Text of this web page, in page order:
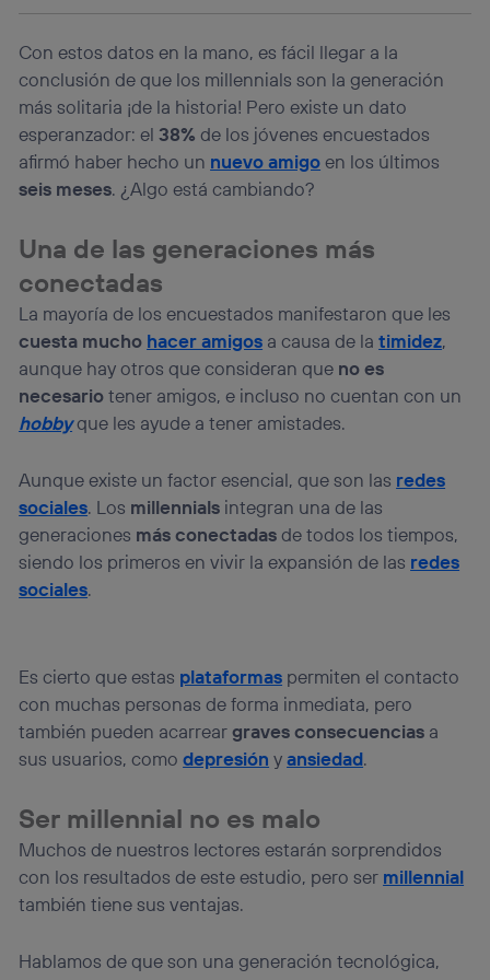
Con estos datos en la mano, es fácil llegar a la
conclusión de que los millennials son la generación
más solitaria ¡de la historia! Pero existe un dato
esperanzador: el38% de los jóvenes encuestados
afirmó haber hecho un nuevo amigoen los últimos
seis meses. ¿Algo está cambiando?
Una de las generaciones más
conectadas
La mayoría de los encuestados manifestaron que les
cuesta mucho hacer amigos a causa de latimidez,
aunque hay otros que consideran que no es
necesariotener amigos, e incluso no cuentan con un
hobbyque les ayude a tener amistades.
Aunque existe un factor esencial, que son las redes
sociales. Los millennials integran una de las
generaciones más conectadasde todos los tiempos,
siendo los primeros en vivir la expansión de las redes
sociales.
Es cierto que estas plataformas permiten el contacto
con muchas personas de forma inmediata, pero
también pueden acarreargraves consecuencias a
sus usuarios, comodepresión yansiedad.
Ser millennial no es malo
Muchos de nuestros lectores estarán sorprendidos
con los resultados de este estudio, pero ser millennial
también tiene sus ventajas.
Hablamos de que son una generación tecnológica,
consienta el uso de la tecnología recibirá el mismo
Si utilizas una conexión de banda ancha(p. ej., Wi-Fi),
el marketing o análisis se realizará en función de las
actividades de navegación de los miembros del hogar
que hayan dado su consentimiento.
Si utilizas datos móviles, el marketing será más
personalizado, ya que se basará únicamente en la
navegación del usuario del móvil.
“Administrar Utiq” en la parte inferior de esta página web o
portal de privacidad de Utiq
(“consenthub”). Para más información, consulta
la política de privacidad de Utiq.